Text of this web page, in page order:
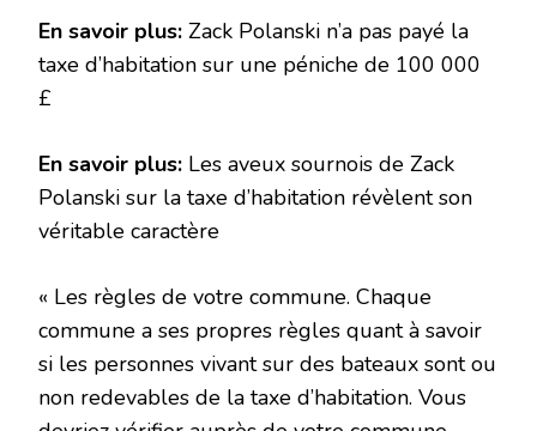
En savoir plus: Zack Polanski n’a pas payé la
taxe d’habitation sur une péniche de 100 000
£
En savoir plus: Les aveux sournois de Zack
Polanski sur la taxe d’habitation révèlent son
véritable caractère
« Les règles de votre commune. Chaque
commune a ses propres règles quant à savoir
si les personnes vivant sur des bateaux sont ou
non redevables de la taxe d’habitation. Vous